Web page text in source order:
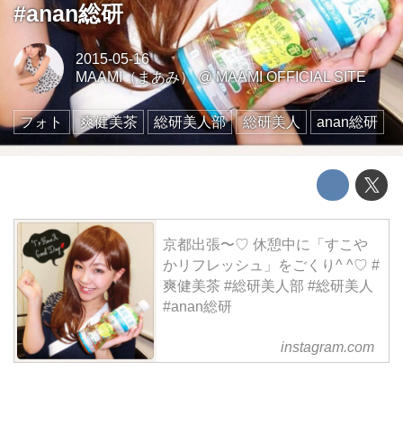
#anan総研
2015-05-16
MAAMI（まあみ）@MAAMI OFFICIAL SITE
フォト 爽健美茶 総研美人部 総研美人 anan総研
京都出張〜♡ 休憩中に「すこや
かリフレッシュ」をごくり^ ^♡ #
爽健美茶 #総研美人部 #総研美人
#anan総研
instagram.com